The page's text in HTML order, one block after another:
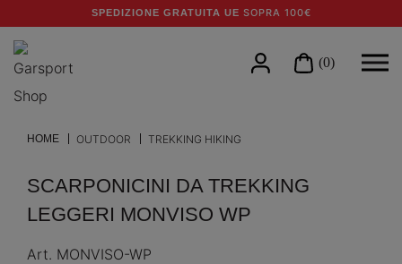
SPEDIZIONE GRATUITA UE SOPRA 100€
(0)
HOME OUTDOOR TREKKING HIKING
SCARPONICINI DA TREKKING
LEGGERI MONVISO WP
Art. MONVISO-WP